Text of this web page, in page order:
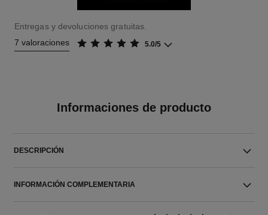
Entregas y devoluciones gratuitas.
7 valoraciones
5.0/5
Informaciones de producto
DESCRIPCIÓN
INFORMACIÓN COMPLEMENTARIA